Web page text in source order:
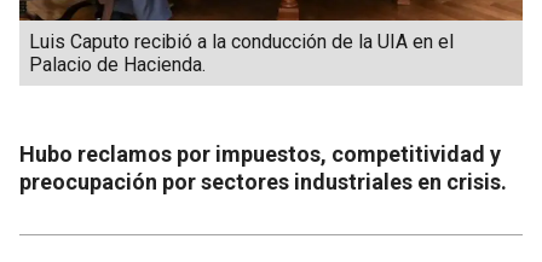
Luis Caputo recibió a la conducción de la UIA en el
Palacio de Hacienda.
Hubo reclamos por impuestos, competitividad y
preocupación por sectores industriales en crisis.